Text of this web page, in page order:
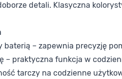
detali. Klasyczna
baterią – zapewnia precyzję
– praktyczna funkcja w
tarczy na codzienne